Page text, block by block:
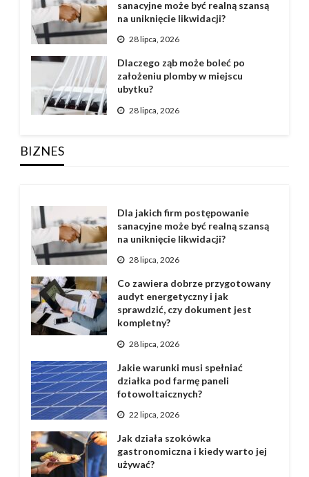
sanacyjne może być realną szansą
na uniknięcie likwidacji?
28 lipca, 2026
Dlaczego ząb może boleć po
założeniu plomby w miejscu
ubytku?
28 lipca, 2026
BIZNES
Dla jakich firm postępowanie
sanacyjne może być realną szansą
na uniknięcie likwidacji?
28 lipca, 2026
Co zawiera dobrze przygotowany
audyt energetyczny i jak
sprawdzić, czy dokument jest
kompletny?
28 lipca, 2026
Jakie warunki musi spełniać
działka pod farmę paneli
fotowoltaicznych?
22 lipca, 2026
Jak działa szokówka
gastronomiczna i kiedy warto jej
używać?